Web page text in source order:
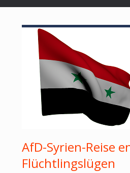
AfD-Syrien-Reise
Flüchtlingslügen